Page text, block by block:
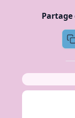
Partage